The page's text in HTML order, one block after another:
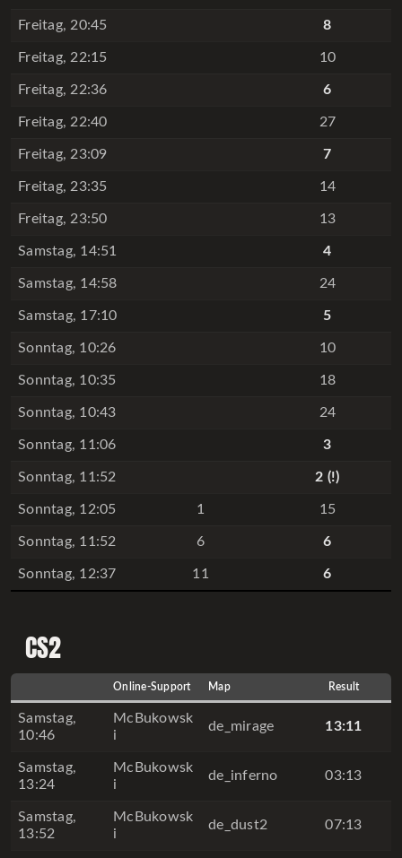
Freitag, 20:45 8
Freitag, 22:15 10
Freitag, 22:36 6
Freitag, 22:40 27
Freitag, 23:09 7
Freitag, 23:35 14
Freitag, 23:50 13
Samstag, 14:51 4
Samstag, 14:58 24
Samstag, 17:10 5
Sonntag, 10:26 10
Sonntag, 10:35 18
Sonntag, 10:43 24
Sonntag, 11:06 3
Sonntag, 11:52 2 (!)
Sonntag, 12:05 1 15
Sonntag, 11:52 6 6
Sonntag, 12:37 11 6
CS2
Online-Support Map Result
Samstag,
10:46
McBukowsk
i
de_mirage 13:11
Samstag,
13:24
McBukowsk
i
de_inferno 03:13
Samstag,
13:52
McBukowsk
i
de_dust2 07:13